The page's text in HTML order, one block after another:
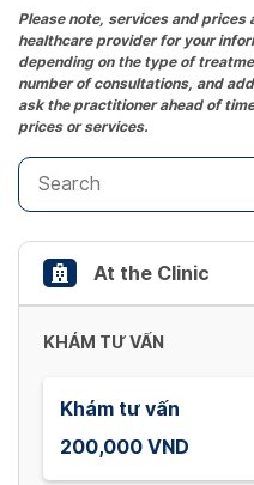
the
question
mark
key
to
get
the
keyboard
shortcuts
for
changing
dates.
Please note, services and prices
healthcare provider for your
depending on the type of
number of consultations, and
ask the practitioner ahead of
prices or services.
At the Clinic
KHÁM TƯ VẤN
Khám tư vấn
200,000 VND